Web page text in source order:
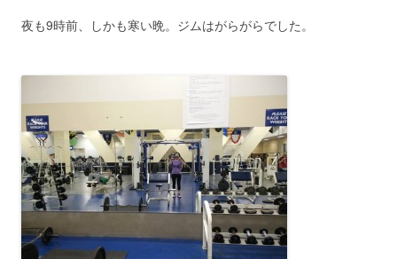
夜も9時前、しかも寒い晩。ジムはがらがらでした。